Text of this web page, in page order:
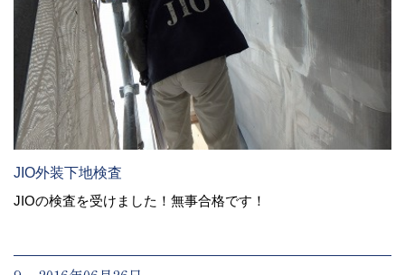
JIO外装下地検査
JIOの検査を受けました！無事合格です！